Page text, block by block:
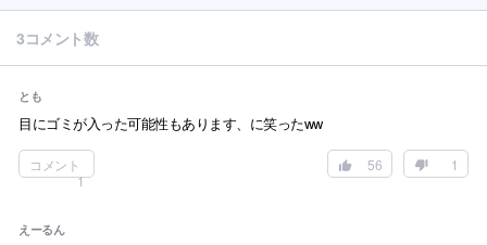
3コメント数
とも
目にゴミが入った可能性もあります、に笑ったww
コメント
1
1
56
えーるん